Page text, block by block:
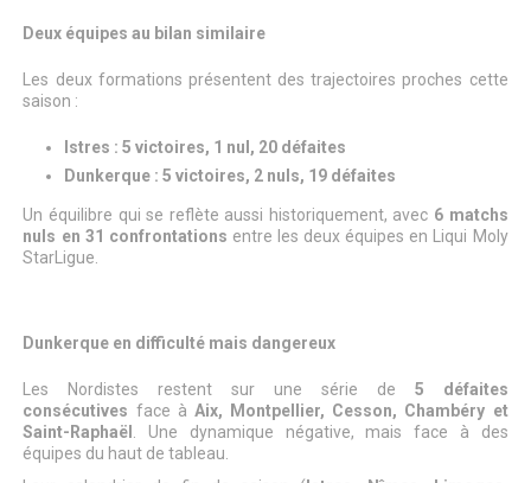
Deux équipes au bilan similaire
Les deux formations présentent des trajectoires proches cette
saison :
Istres : 5 victoires, 1 nul, 20 défaites
Dunkerque : 5 victoires, 2 nuls, 19 défaites
Un équilibre qui se reflète aussi historiquement, avec 6 matchs
nuls en 31 confrontations entre les deux équipes en Liqui Moly
StarLigue.
Dunkerque en difficulté mais dangereux
Les Nordistes restent sur une série de 5 défaites
consécutives face à Aix, Montpellier, Cesson, Chambéry et
Saint-Raphaël
. Une dynamique négative, mais face à des
équipes du haut de tableau.